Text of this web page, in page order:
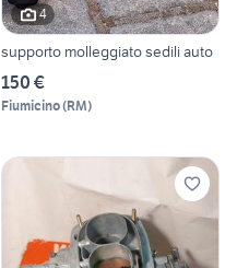
4
supporto molleggiato sedili auto
150 €
Fiumicino(RM)